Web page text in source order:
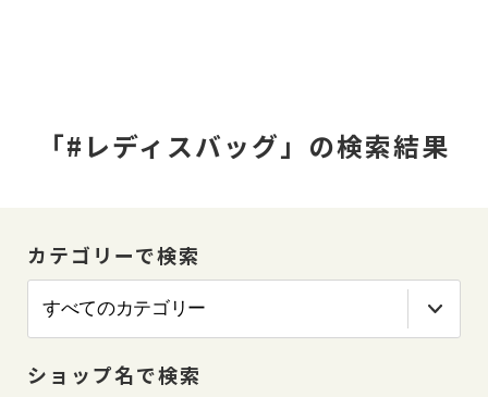
「#レディスバッグ」の検索結果
カテゴリーで検索
ショップ名で検索